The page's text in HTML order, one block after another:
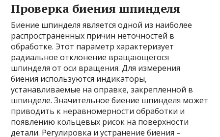
Проверка биения шпинделя
Биение шпинделя является одной из наиболее
распространенных причин неточностей в
обработке. Этот параметр характеризует
радиальное отклонение вращающегося
шпинделя от оси вращения. Для измерения
биения используются индикаторы,
устанавливаемые на оправке, закрепленной в
шпинделе. Значительное биение шпинделя может
приводить к неравномерности обработки и
появлению кольцевых рисок на поверхности
детали. Регулировка и устранение биения –